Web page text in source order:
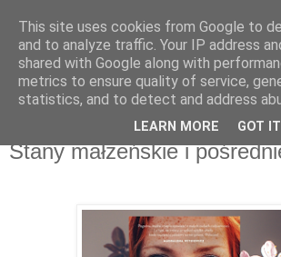
Recenzje na
Portal kulturalny - książki, recenzje,
środa, 22 sierpnia 2018
Stany małżeńskie i
This site uses cookies from Google to
and to analyze traffic. Your IP address
shared with Google along with
metrics to ensure quality of service,
statistics, and to detect and address
LEARN MORE GOT IT